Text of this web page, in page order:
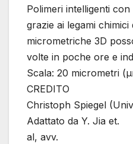
Polimeri intelligenti
grazie ai legami
micrometriche 3D
volte in poche ore e
Scala: 20 micrometri
CREDITO
Christoph Spiegel
Adattato da Y. Jia et.
al, avv.